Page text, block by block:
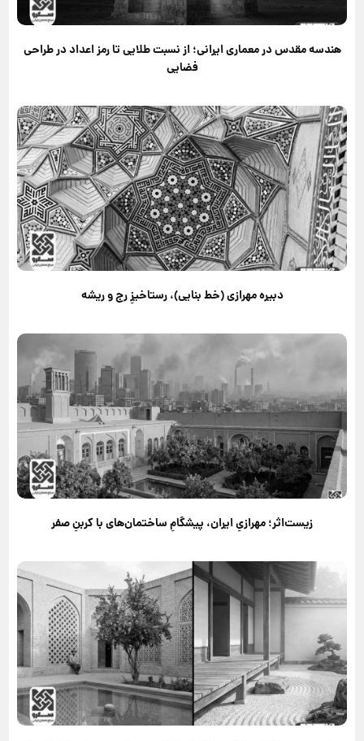
هندسه مقدس در معماری ایرانی؛ از نسبت طلایی تا رمز اعداد در طراحی
فضایی
دبیره مهرازی (خط بنایی)، رستاخیزِ رج و ریشه
زیست‌اثر؛ مهرازیِ ایران، پیشگامِ ساختمان‌های با کربنِ صفر